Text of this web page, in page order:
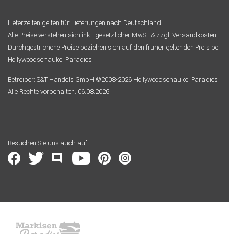
Lieferzeiten gelten für Lieferungen nach Deutschland.
Alle Preise verstehen sich inkl. gesetzlicher MwSt. & zzgl. Versandkosten.
Durchgestrichene Preise beziehen sich auf den früher geltenden Preis bei
Hollywoodschaukel Paradies
Betreiber: S&T Handels GmbH ©2008-2026 Hollywoodschaukel Paradies
Alle Rechte vorbehalten. 06.08.2026
Besuchen Sie uns auch auf